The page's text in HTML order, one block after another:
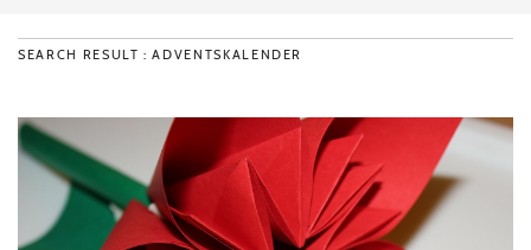
SEARCH RESULT : ADVENTSKALENDER